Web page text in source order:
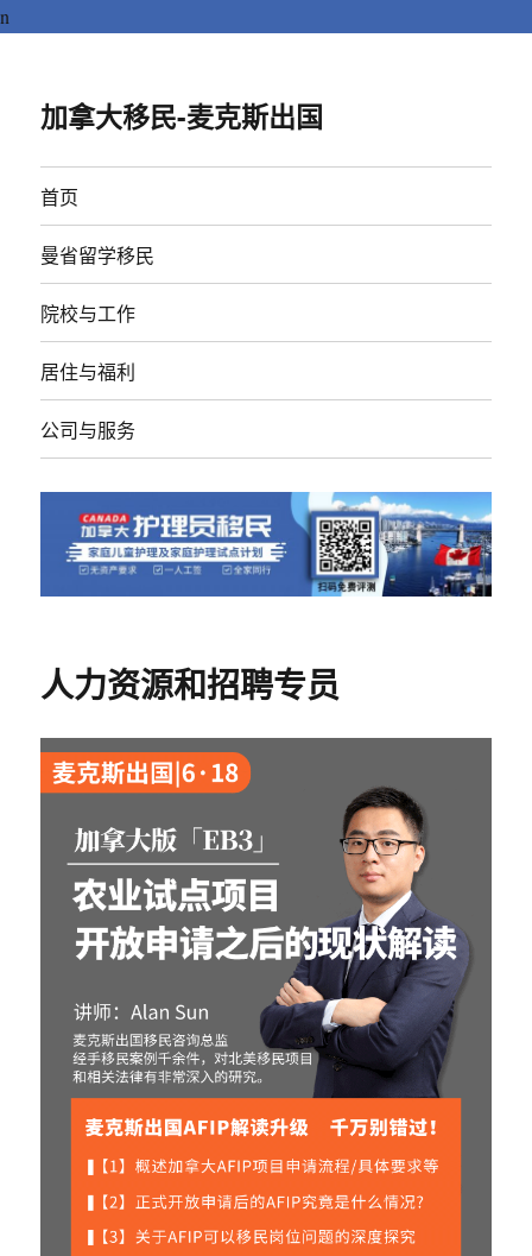
n
加拿大移民-麦克斯出国
首页
曼省留学移民
院校与工作
居住与福利
公司与服务
人力资源和招聘专员